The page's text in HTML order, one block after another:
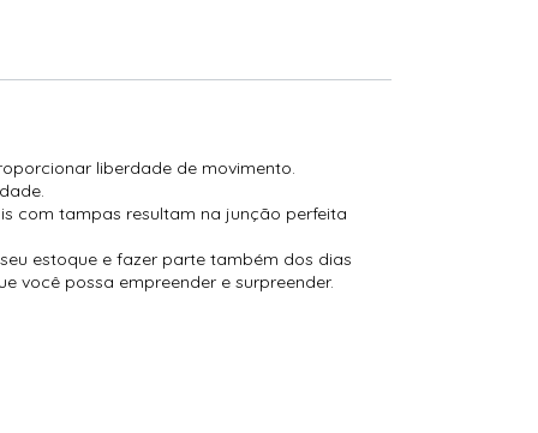
liberdade de movimento.
com tampas resultam na junção perfeita
estoque e fazer parte também dos dias
você possa empreender e surpreender.